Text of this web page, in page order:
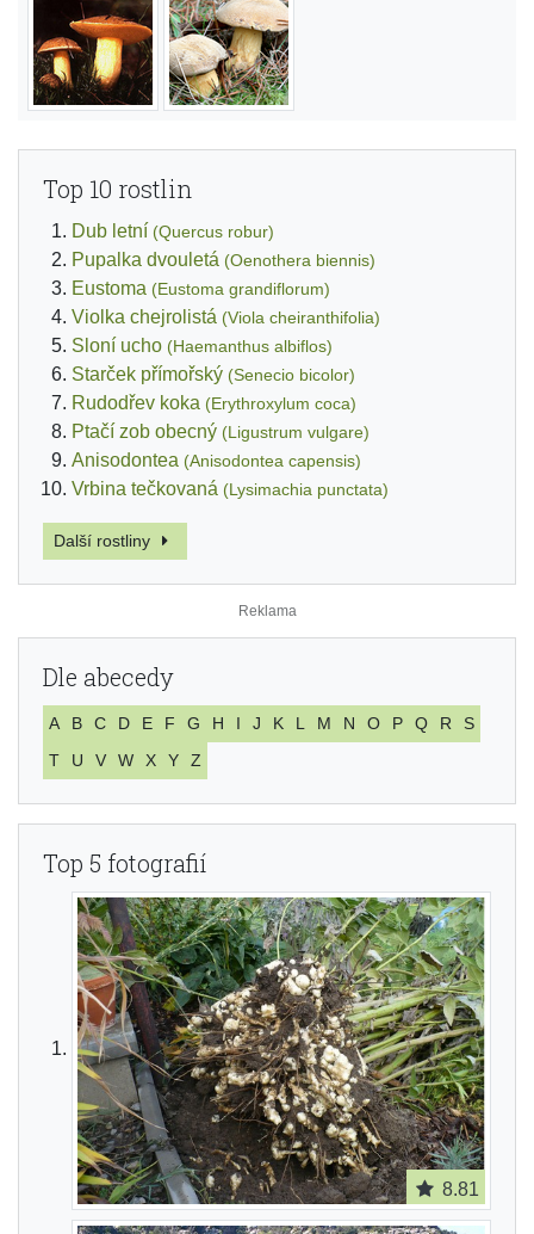
Top 10 rostlin
Dub letní (Quercus robur)
Pupalka dvouletá (Oenothera biennis)
Eustoma (Eustoma grandiflorum)
Violka chejrolistá (Viola cheiranthifolia)
Sloní ucho (Haemanthus albiflos)
Starček přímořský (Senecio bicolor)
Rudodřev koka (Erythroxylum coca)
Ptačí zob obecný (Ligustrum vulgare)
Anisodontea (Anisodontea capensis)
Vrbina tečkovaná (Lysimachia punctata)
Další rostliny
Dle abecedy
A B C D E F G H I J K L M N O P Q R
S
T
U V W X Y Z
Top 5 fotografií
8.81